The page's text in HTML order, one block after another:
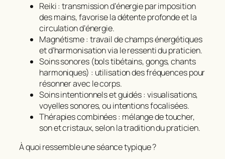
Reiki: transmission d’énergie par imposition
des mains, favorise la détente profonde et la
circulation d’énergie.
Magnétisme: travail de champs énergétiques
et d’harmonisation via le ressenti du praticien.
Soins sonores(bols tibétains, gongs, chants
harmoniques) : utilisation des fréquences pour
résonner avec le corps.
Soins intentionnels et guidés: visualisations,
voyelles sonores, ou intentions focalisées.
Thérapies combinées: mélange de toucher,
son et cristaux, selon la tradition du praticien.
À quoi ressemble une séance typique ?